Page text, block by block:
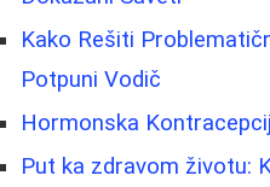
Kako Rešiti
Potpuni Vodič
Hormonska
Put ka zdravom životu: